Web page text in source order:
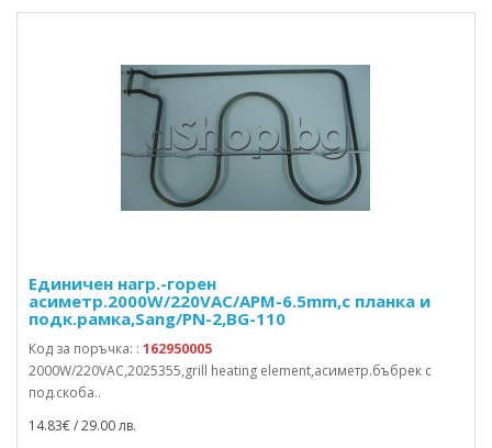
Единичен нагр.-горен
асиметр.2000W/220VAC/APM-6.5mm,с планка и
подк.рамка,Sang/PN-2,BG-110
Код за поръчка: : 162950005
2000W/220VAC,2025355,grill heating element,асиметр.бъбрек с
под.скоба..
14.83€ / 29.00 лв.